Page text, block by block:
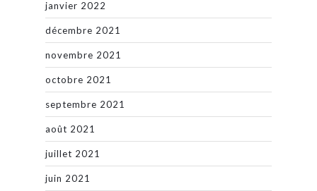
janvier 2022
décembre 2021
novembre 2021
octobre 2021
septembre 2021
août 2021
juillet 2021
juin 2021